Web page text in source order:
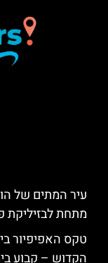
עיר המתים של
מתחת לבזיליקת
טקס האפיפיור
הקדוש – קבוע